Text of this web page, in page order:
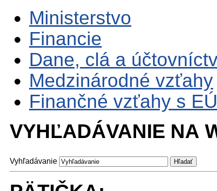
Ministerstvo
Financie
Dane, clá a
Medzinárodné vzťahy
Finančné vzťahy s EÚ
VYHĽADÁVANIE NA
Vyhľadávanie